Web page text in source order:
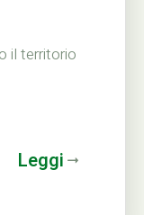
il territorio
Leggi